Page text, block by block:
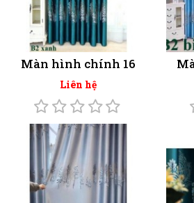
Màn hình chính 16
Liên hệ